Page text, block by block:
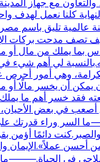
مع جهاز
كلنا نعمل لهدف
عالمية تليق باسم
كيف تصف مدحت بركات
بما يملك من مال
لي أهم شيء
وهي أمور أحرص
يمكن أن يخسر مالًا
فقد خسر أهم ما
في بعض الأحيان،
السر وراء قدرتك على
والصبر.كنت دائمًا أؤمن
أحسن عملاً».الإيمان
سلاحي في